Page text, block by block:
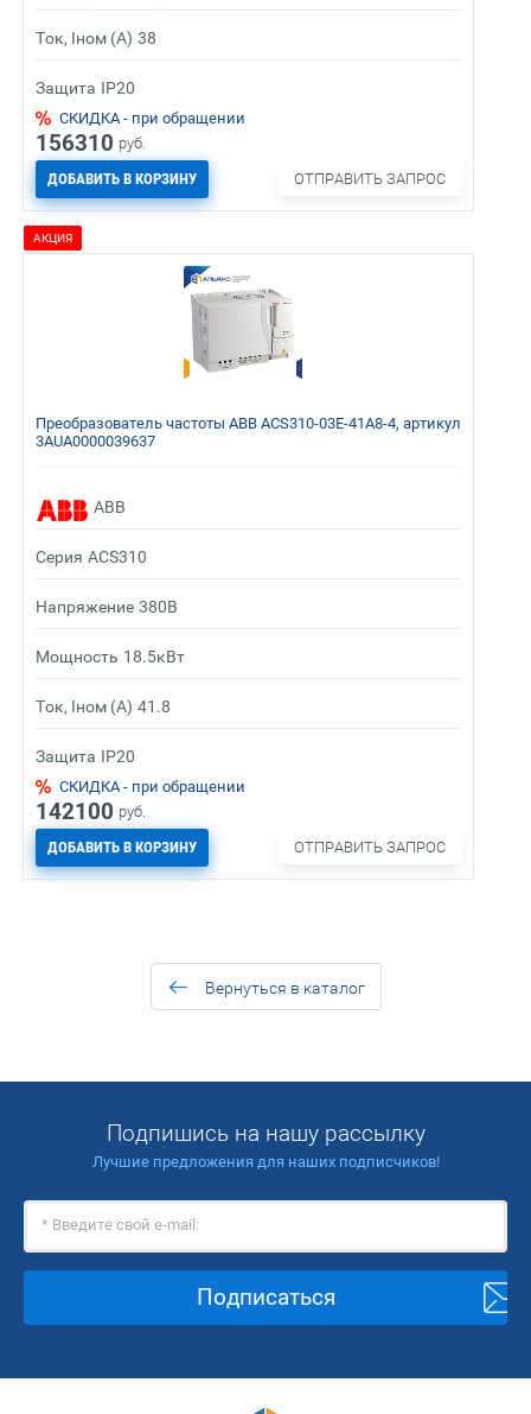
Ток, Iном (А) 38
Защита IP20
СКИДКА - при обращении
156310 руб.
ДОБАВИТЬ В КОРЗИНУ ОТПРАВИТЬ ЗАПРОС
АКЦИЯ
Преобразователь частоты ABB ACS310-03E-41A8-4, артикул
3AUA0000039637
ABB
Серия ACS310
Напряжение 380В
Мощность 18.5кВт
Ток, Iном (А) 41.8
Защита IP20
СКИДКА - при обращении
142100 руб.
ДОБАВИТЬ В КОРЗИНУ ОТПРАВИТЬ ЗАПРОС
Вернуться в каталог
Подпишись на нашу рассылку
Лучшие предложения для наших подписчиков!
Подписаться